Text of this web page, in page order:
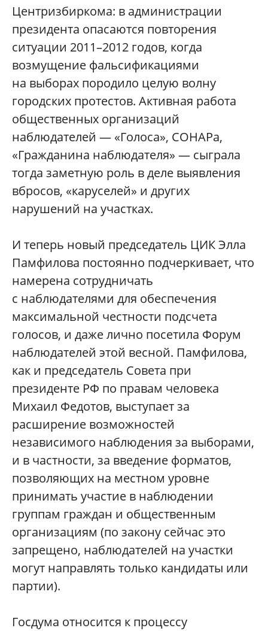
Центризбиркома: в администрации
президента опасаются повторения
ситуации 2011–2012 годов, когда
возмущение фальсификациями
на выборах породило целую волну
городских протестов. Активная работа
общественных организаций
наблюдателей — «Голоса», СОНАРа,
«Гражданина наблюдателя» — сыграла
тогда заметную роль в деле выявления
вбросов, «каруселей» и других
нарушений на участках.
И теперь новый председатель ЦИК Элла
Памфилова постоянно подчеркивает, что
намерена сотрудничать
с наблюдателями для обеспечения
максимальной честности подсчета
голосов, и даже лично посетила Форум
наблюдателей этой весной. Памфилова,
как и председатель Совета при
президенте РФ по правам человека
Михаил Федотов, выступает за
расширение возможностей
независимого наблюдения за выборами,
и в частности, за введение форматов,
позволяющих на местном уровне
принимать участие в наблюдении
группам граждан и общественным
организациям (по закону сейчас это
запрещено, наблюдателей на участки
могут направлять только кандидаты или
партии).
Госдума относится к процессу